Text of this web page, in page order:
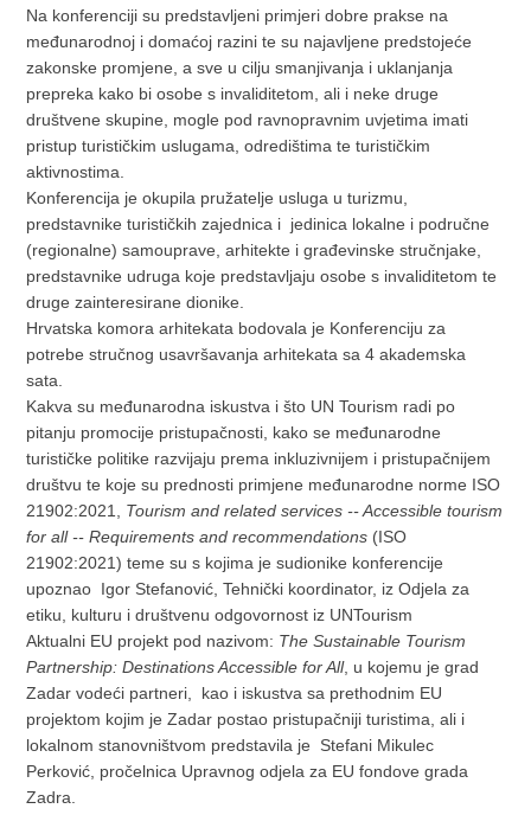
Na konferenciji su predstavljeni primjeri dobre prakse na
međunarodnoj i domaćoj razini te su najavljene predstojeće
zakonske promjene, a sve u cilju smanjivanja i uklanjanja
prepreka kako bi osobe s invaliditetom, ali i neke druge
društvene skupine, mogle pod ravnopravnim uvjetima imati
pristup turističkim uslugama, odredištima te turističkim
aktivnostima.
Konferencija je okupila pružatelje usluga u turizmu,
predstavnike turističkih zajednica i jedinica lokalne i područne
(regionalne) samouprave, arhitekte i građevinske stručnjake,
predstavnike udruga koje predstavljaju osobe s invaliditetom te
druge zainteresirane dionike.
Hrvatska komora arhitekata bodovala je Konferenciju za
potrebe stručnog usavršavanja arhitekata sa 4 akademska
sata.
Kakva su međunarodna iskustva i što UN Tourism radi po
pitanju promocije pristupačnosti, kako se međunarodne
turističke politike razvijaju prema inkluzivnijem i pristupačnijem
društvu te koje su prednosti primjene međunarodne norme ISO
21902:2021, Tourism and related services -- Accessible tourism
for all -- Requirements and recommendations (ISO
21902:2021) teme su s kojima je sudionike konferencije
upoznao Igor Stefanović, Tehnički koordinator, iz Odjela za
etiku, kulturu i društvenu odgovornost iz UNTourism
Aktualni EU projekt pod nazivom: The Sustainable Tourism
Partnership: Destinations Accessible for All, u kojemu je grad
Zadar vodeći partneri, kao i iskustva sa prethodnim EU
projektom kojim je Zadar postao pristupačniji turistima, ali i
lokalnom stanovništvom predstavila je Stefani Mikulec
Perković, pročelnica Upravnog odjela za EU fondove grada
Zadra.